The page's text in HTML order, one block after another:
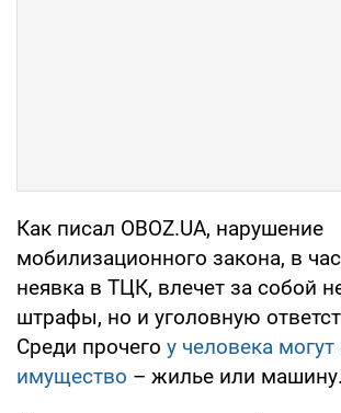
Как писал OBOZ.UA, нарушение
мобилизационного закона, в
неявка в ТЦК, влечет за собой
штрафы, но и уголовную
Среди прочего у человека могут
имущество – жилье или машину.